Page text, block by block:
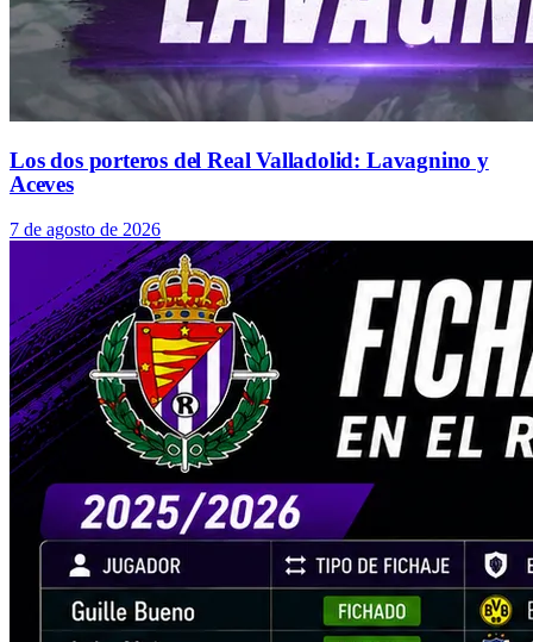
Los dos porteros del Real Valladolid: Lavagnino y
Aceves
7 de agosto de 2026